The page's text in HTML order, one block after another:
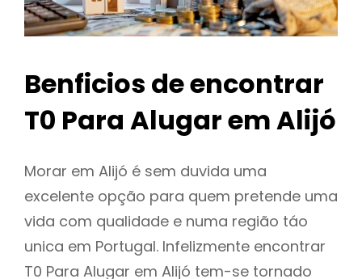
Benficios de encontrar
T0 Para Alugar em Alijó
Morar em Alijó é sem duvida uma
excelente opção para quem pretende uma
vida com qualidade e numa região táo
unica em Portugal. Infelizmente encontrar
T0 Para Alugar em Alijó tem-se tornado